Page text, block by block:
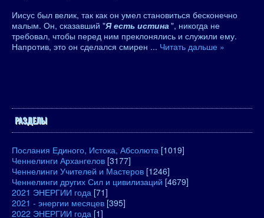
Иисус был велик, так как он умел становиться бесконечно
малым. Он, сказавший "Я есть истина", никогда не
требовал, чтобы перед ним преклонялись и служили ему.
Напротив, это он сделался смирен ... Читать дальше »
РАЗДЕЛЫ
Послания Единого, Истока, Абсолюта [1019]
Ченнелинги Архангелов [3177]
Ченнелинги Учителей и Мастеров [1246]
Ченнелинги других Сил и цивилизаций [4679]
2021 ЭНЕРГИИ года [71]
2021 - энергии месяцев [395]
2022 ЭНЕРГИИ года [1]